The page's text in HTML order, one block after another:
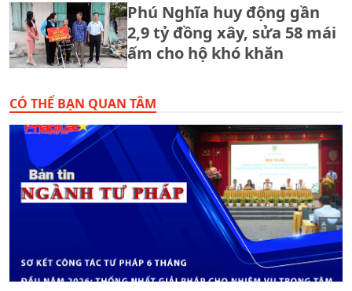
Phú Nghĩa huy động gần
2,9 tỷ đồng xây, sửa 58 mái
ấm cho hộ khó khăn
CÓ THỂ BẠN QUAN TÂM